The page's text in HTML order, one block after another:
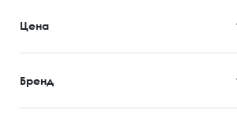
Цена
Бренд